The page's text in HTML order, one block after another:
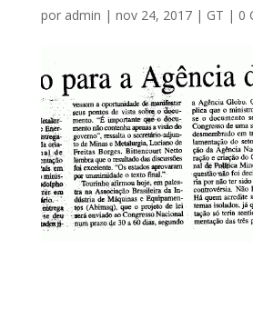
por admin | nov 24, 2017| GT | 0